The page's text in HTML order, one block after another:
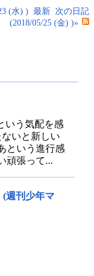
(水) ) 最新 次の日記
(2018/05/25 (金) )»
いう気配を感
いと新しい
という進行感
頑張って...
(週刊少年マ